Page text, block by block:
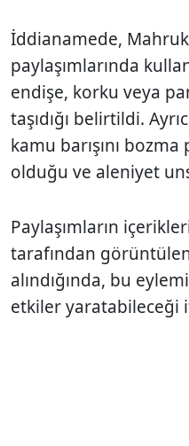
İddianamede,
paylaşımlarında
endişe, korku veya
taşıdığı belirtildi.
kamu barışını
olduğu ve aleniyet
Paylaşımların
tarafından
alındığında, bu
etkiler yaratabileceği